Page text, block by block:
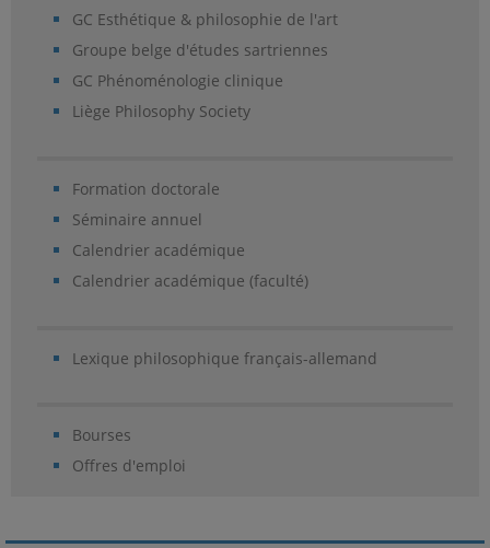
GC Esthétique & philosophie de l'art
Groupe belge d'études sartriennes
GC Phénoménologie clinique
Liège Philosophy Society
Formation doctorale
Séminaire annuel
Calendrier académique
Calendrier académique (faculté)
Lexique philosophique français-allemand
Bourses
Offres d'emploi